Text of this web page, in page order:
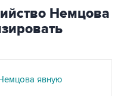
Немцова
явную